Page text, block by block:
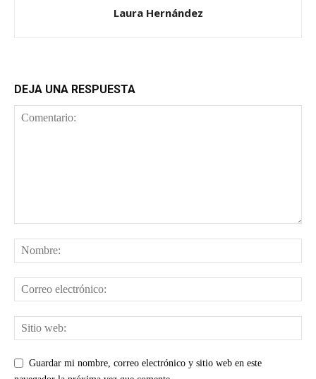
Laura Hernández
DEJA UNA RESPUESTA
Guardar mi nombre, correo electrónico y sitio web en este